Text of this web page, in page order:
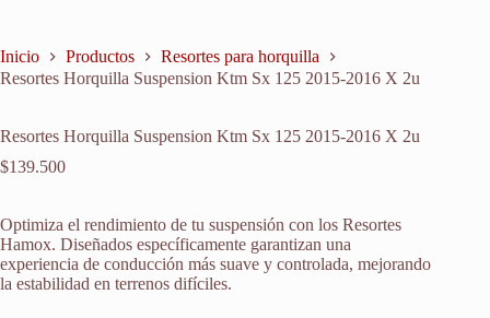
Inicio Productos
Resortes para horquilla
Resortes Horquilla Suspension Ktm Sx 125 2015-2016 X 2u
Resortes Horquilla Suspension Ktm Sx 125 2015-2016 X 2u
$139.500
Optimiza el rendimiento de tu suspensión con los Resortes
Hamox. Diseñados específicamente garantizan una
experiencia de conducción más suave y controlada, mejorando
la estabilidad en terrenos difíciles.